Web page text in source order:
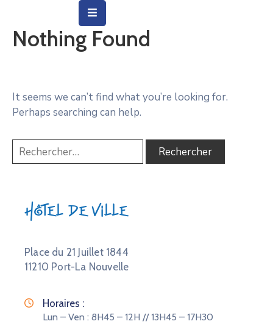
Ville
Quotidienne
Social
Culture
Nothing Found
It seems we can’t find what you’re looking for.
Perhaps searching can help.
Hôtel de Ville
Place du 21 Juillet 1844
11210 Port-La Nouvelle
Horaires :
Lun – Ven : 8H45 – 12H // 13H45 – 17H30